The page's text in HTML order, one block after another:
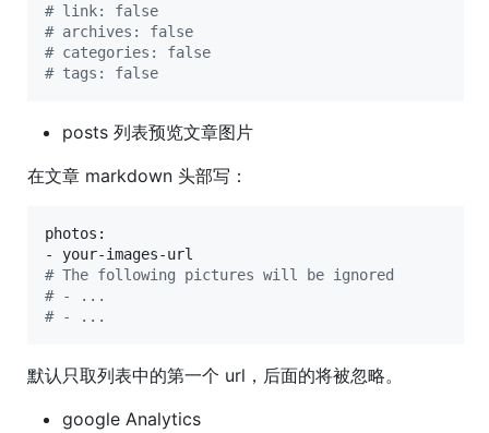
# link: false
# archives: false
# categories: false
# tags: false
posts 列表预览文章图片
在文章 markdown 头部写：
photos:
# The following pictures will be ignored
# - ...
# - ...
默认只取列表中的第一个 url，后面的将被忽略。
google Analytics